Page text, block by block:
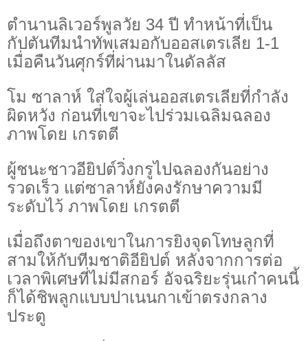
ตำนานลิเวอร์พูลวัย 34 ปี ทำหน้าที่เป็น
กัปตันทีมนำทัพเสมอกับออสเตรเลีย 1-1
เมื่อคืนวันศุกร์ที่ผ่านมาในดัลลัส
โม ซาลาห์ ใส่ใจผู้เล่นออสเตรเลียที่กำลัง
ผิดหวัง ก่อนที่เขาจะไปร่วมเฉลิมฉลอง
ภาพโดย เกรตตี
ผู้ชนะชาวอียิปต์วิ่งกรูไปฉลองกันอย่าง
รวดเร็ว แต่ซาลาห์ยังคงรักษาความมี
ระดับไว้ ภาพโดย เกรตตี
เมื่อถึงตาของเขาในการยิงจุดโทษลูกที่
สามให้กับทีมชาติอียิปต์ หลังจากการต่อ
เวลาพิเศษที่ไม่มีสกอร์ อัจฉริยะรุ่นเก๋าคนนี้
ก็ได้ชิพลูกแบบปาเนนกาเข้าตรงกลาง
ประตู